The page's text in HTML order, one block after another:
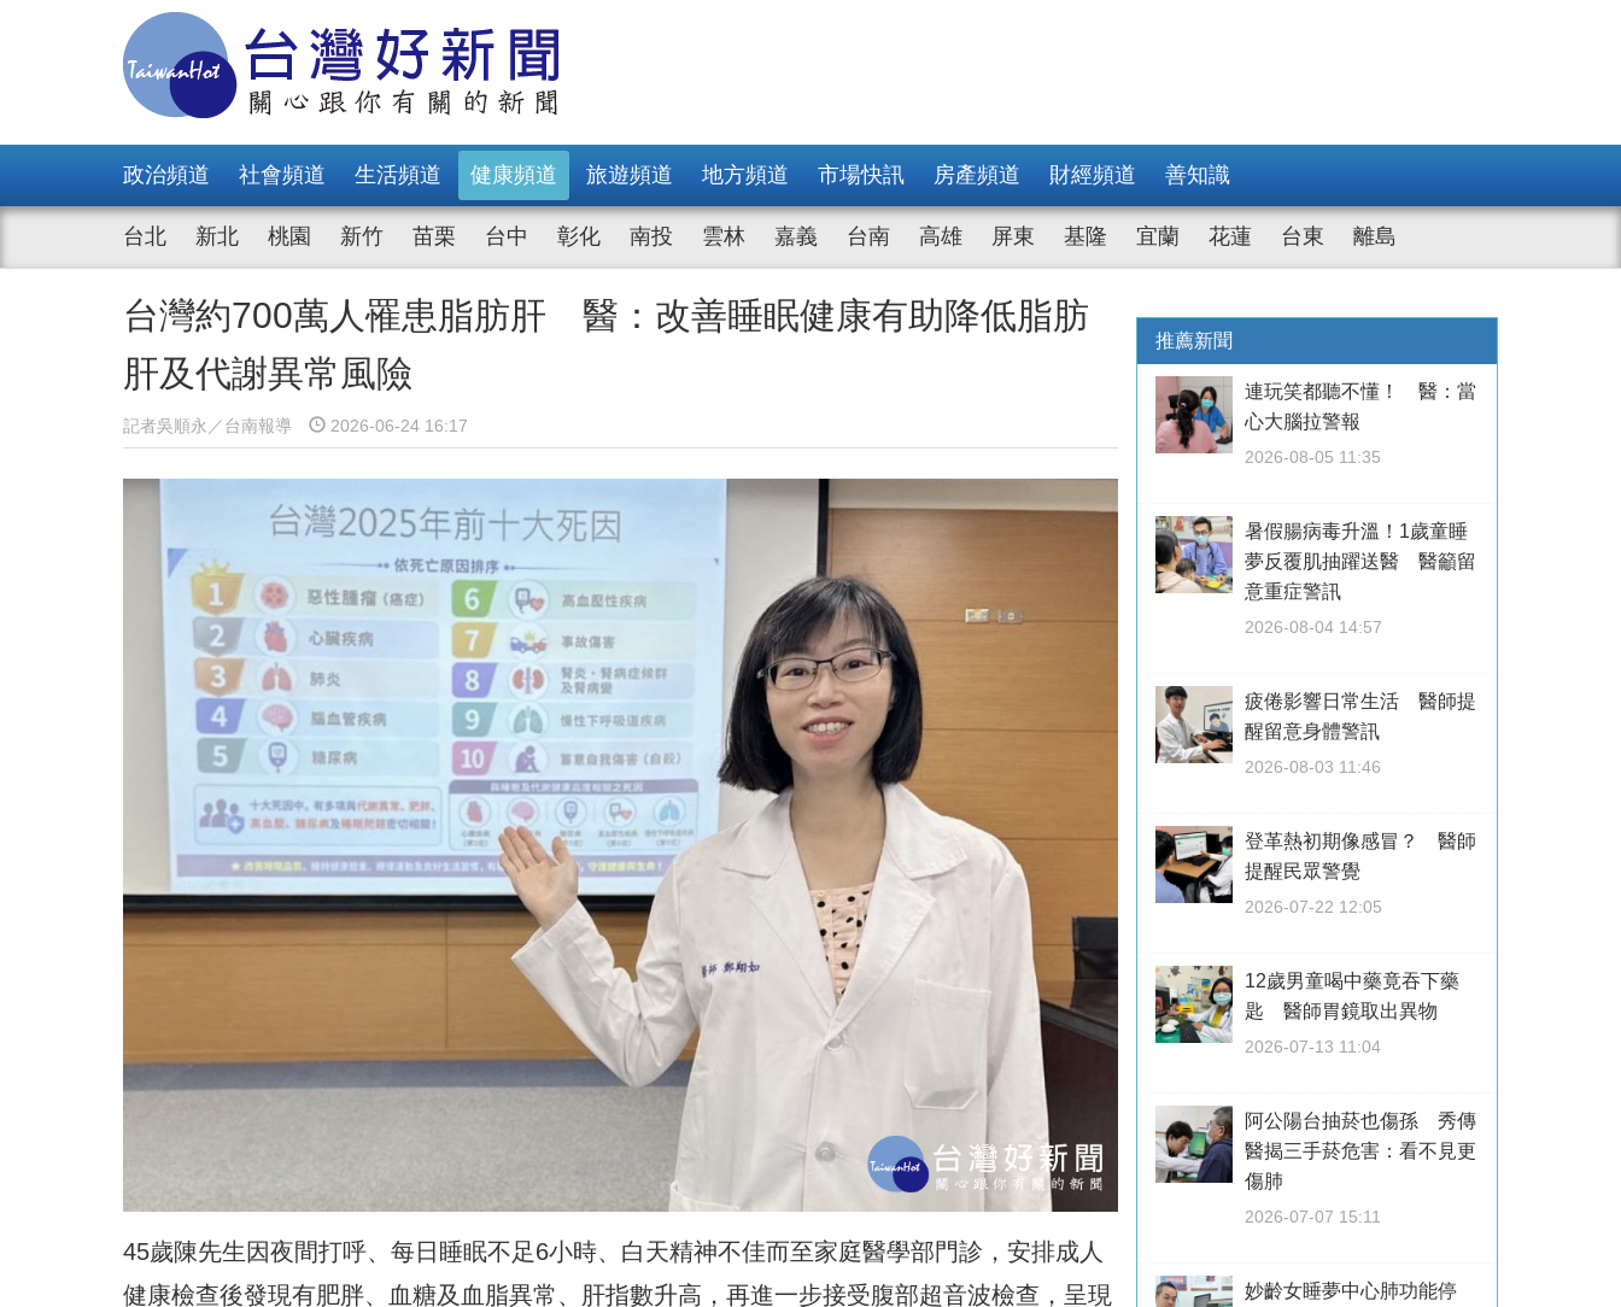
政治頻道 社會頻道 生活頻道 健康頻道 旅遊頻道 地方頻道 市場快訊 房產頻道 財經頻道 善知識
台北 新北 桃園 新竹 苗栗 台中 彰化 南投 雲林 嘉義 台南 高雄 屏東 基隆 宜蘭 花蓮 台東 離島
台灣約700萬人罹患脂肪肝 醫：改善睡眠健康有助降低脂肪
肝及代謝異常風險
記者吳順永／台南報導 2026-06-24 16:17
45歲陳先生因夜間打呼、每日睡眠不足6小時、白天精神不佳而至家庭醫學部門診，安排成人
健康檢查後發現有肥胖、血糖及血脂異常、肝指數升高，再進一步接受腹部超音波檢查，呈現
推薦新聞
連玩笑都聽不懂！ 醫：當
心大腦拉警報
2026-08-05 11:35
暑假腸病毒升溫！1歲童睡
夢反覆肌抽躍送醫 醫籲留
意重症警訊
2026-08-04 14:57
疲倦影響日常生活 醫師提
醒留意身體警訊
2026-08-03 11:46
登革熱初期像感冒？ 醫師
提醒民眾警覺
2026-07-22 12:05
12歲男童喝中藥竟吞下藥
匙 醫師胃鏡取出異物
2026-07-13 11:04
阿公陽台抽菸也傷孫 秀傳
醫揭三手菸危害：看不見更
傷肺
2026-07-07 15:11
妙齡女睡夢中心肺功能停